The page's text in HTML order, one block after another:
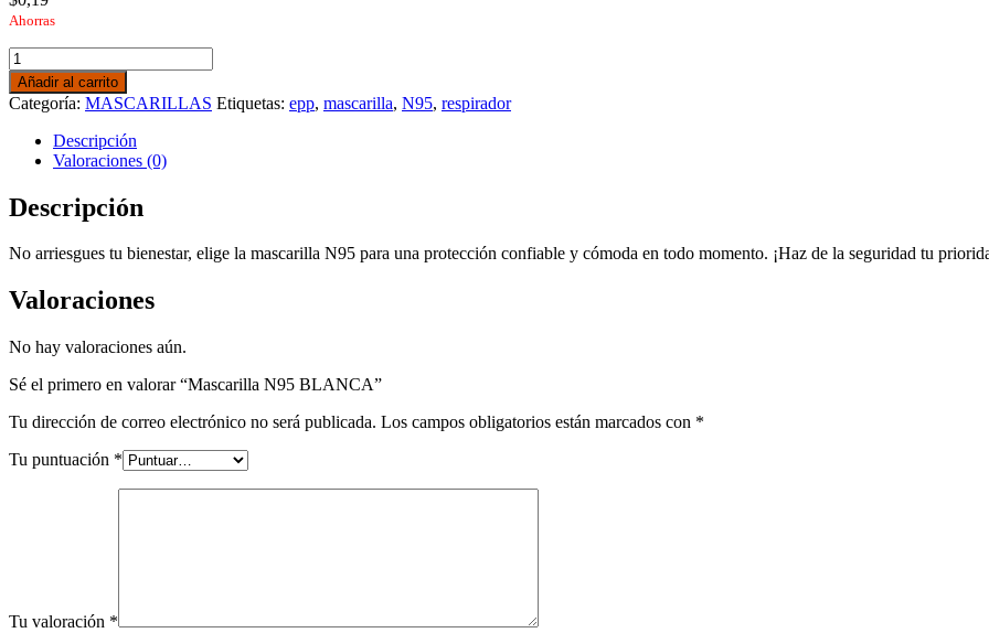
Ahorras
Mascarilla
N95
BLANCA
cantidad
Añadir al carrito
Categoría: MASCARILLAS Etiquetas: epp, mascarilla, N95, respirador
Descripción
Valoraciones (0)
Descripción
No arriesgues tu bienestar, elige la mascarilla N95 para una protección confiable y cómoda en todo momento. ¡Haz de la seguridad tu
Valoraciones
No hay valoraciones aún.
Sé el primero en valorar “Mascarilla N95 BLANCA”
Tu dirección de correo electrónico no será publicada. Los campos obligatorios están marcados con *
Tu puntuación *
Tu valoración *